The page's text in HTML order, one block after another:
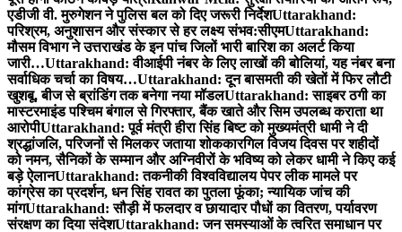
एडीजी वी. मुरुगेशन ने पुलिस बल को दिए जरूरी निर्देशUttarakhand:
परिश्रम, अनुशासन और संस्कार से हर लक्ष्य संभव:सीएमUttarakhand:
मौसम विभाग ने उत्तराखंड के इन पांच जिलों भारी बारिश का अलर्ट किया
जारी…Uttarakhand: वीआईपी नंबर के लिए लाखों की बोलियां, यह नंबर बना
सर्वाधिक चर्चा का विषय…Uttarakhand: दून बासमती की खेतों में फिर लौटी
खुशबू, बीज से ब्रांडिंग तक बनेगा नया मॉडलUttarakhand: साइबर ठगी का
मास्टरमाइंड पश्चिम बंगाल से गिरफ्तार, बैंक खाते और सिम उपलब्ध कराता था
आरोपीUttarakhand: पूर्व मंत्री हीरा सिंह बिष्ट को मुख्यमंत्री धामी ने दी
श्रद्धांजलि, परिजनों से मिलकर जताया शोककारगिल विजय दिवस पर शहीदों
को नमन, सैनिकों के सम्मान और अग्निवीरों के भविष्य को लेकर धामी ने किए कई
बड़े ऐलानUttarakhand: तकनीकी विश्वविद्यालय पेपर लीक मामले पर
कांग्रेस का प्रदर्शन, धन सिंह रावत का पुतला फूंका; न्यायिक जांच की
मांगUttarakhand: सौड़ी में फलदार व छायादार पौधों का वितरण, पर्यावरण
संरक्षण का दिया संदेशUttarakhand: जन समस्याओं के त्वरित समाधान पर